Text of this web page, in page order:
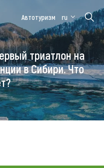
Медицинский
форум
Алтайская
зимовка
Автотуризм ru
триатлон на
в Сибири. Что